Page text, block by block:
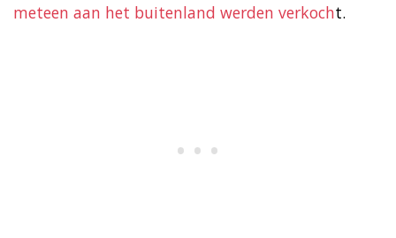
meteen aan het buitenland werden verkocht.